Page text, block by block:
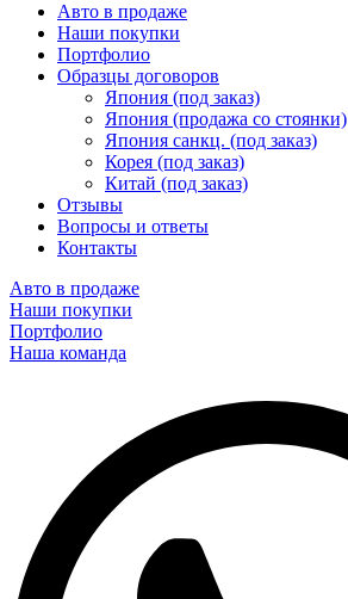
Авто в продаже
Наши покупки
Портфолио
Образцы договоров
Япония (под заказ)
Япония (продажа со стоянки)
Япония санкц. (под заказ)
Корея (под заказ)
Китай (под заказ)
Отзывы
Вопросы и ответы
Контакты
Авто в продаже
Наши покупки
Портфолио
Наша команда